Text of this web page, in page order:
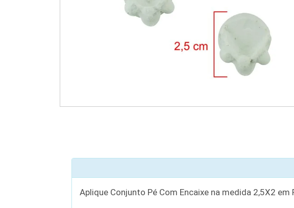
Aplique Conjunto Pé Com Encaixe na medida 2,5X2 em